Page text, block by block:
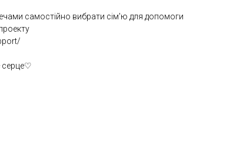
самостійно вибрати сім'ю для допомоги
серце♡